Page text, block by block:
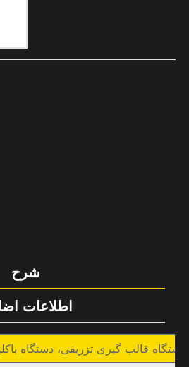
شرح
اطلاعات
دستگاه قالب گیری تزریقی، دستگاه